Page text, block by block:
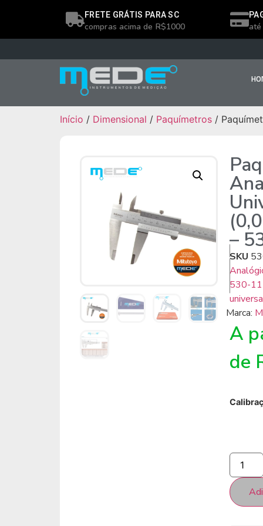
FRETE GRÁTIS PARA SC
compras acima de R$1000
Início / Dimensional / Paquímetros /
–
SKU
530-
Marca:
A
de